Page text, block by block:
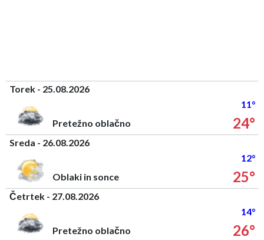
Torek - 25.08.2026
11°
Pretežno oblačno
24°
Sreda - 26.08.2026
12°
Oblaki in sonce
25°
Četrtek - 27.08.2026
14°
Pretežno oblačno
26°